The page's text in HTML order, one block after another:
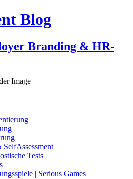
Blog
Branding & HR-
SelfAssessment
Tests
| Serious Games